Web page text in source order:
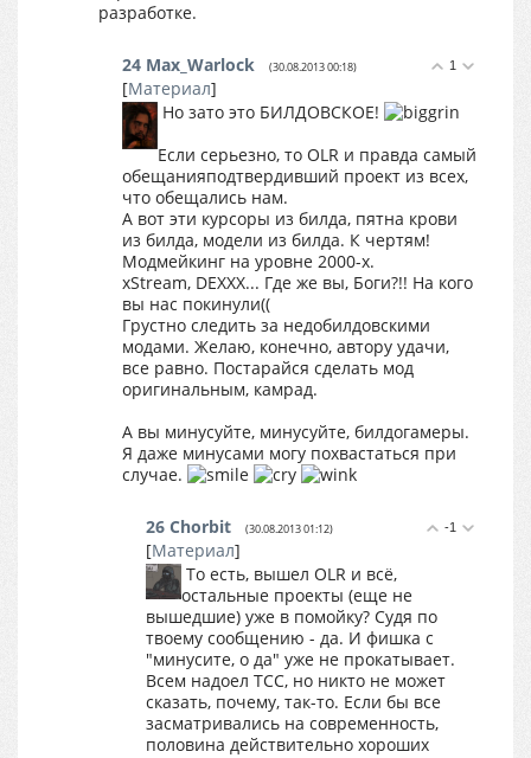
разработке.
1
24 Max_Warlock (30.08.2013 00:18)
[Материал]
Но зато это БИЛДОВСКОЕ!
Если серьезно, то OLR и правда самый
обещанияподтвердивший проект из всех,
что обещались нам.
А вот эти курсоры из билда, пятна крови
из билда, модели из билда. К чертям!
Модмейкинг на уровне 2000-х.
xStream, DEXXX... Где же вы, Боги?!! На кого
вы нас покинули((
Грустно следить за недобилдовскими
модами. Желаю, конечно, автору удачи,
все равно. Постарайся сделать мод
оригинальным, камрад.
А вы минусуйте, минусуйте, билдогамеры.
Я даже минусами могу похвастаться при
случае.
-1
26 Chorbit (30.08.2013 01:12)
[Материал]
То есть, вышел OLR и всё,
остальные проекты (еще не
вышедшие) уже в помойку? Судя по
твоему сообщению - да. И фишка с
"минусите, о да" уже не прокатывает.
Всем надоел ТСС, но никто не может
сказать, почему, так-то. Если бы все
засматривались на современность,
половина действительно хороших